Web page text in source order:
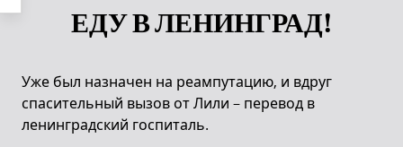
ЕДУ В ЛЕНИНГРАД!
Уже был назначен на реампутацию, и вдруг
спасительный вызов от Лили – перевод в
ленинградский госпиталь.